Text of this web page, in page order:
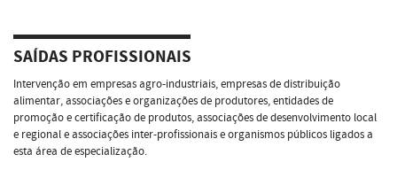
SAÍDAS PROFISSIONAIS
Intervenção em empresas agro-industriais, empresas de distribuição
alimentar, associações e organizações de produtores, entidades de
promoção e certificação de produtos, associações de desenvolvimento local
e regional e associações inter-profissionais e organismos públicos ligados a
esta área de especialização.